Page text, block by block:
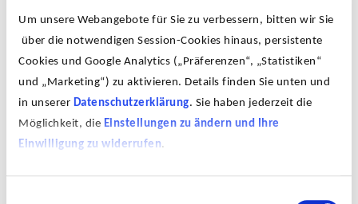
Um unsere Webangebote für Sie zu verbessern, bitten wir Sie
über die notwendigen Session-Cookies hinaus, persistente
Cookies und Google Analytics („Präferenzen“, „Statistiken“
und „Marketing“) zu aktivieren. Details finden Sie unten und
in unserer Datenschutzerklärung. Sie haben jederzeit die
Möglichkeit, die Einstellungen zu ändern und Ihre
Einwilligung zu widerrufen.